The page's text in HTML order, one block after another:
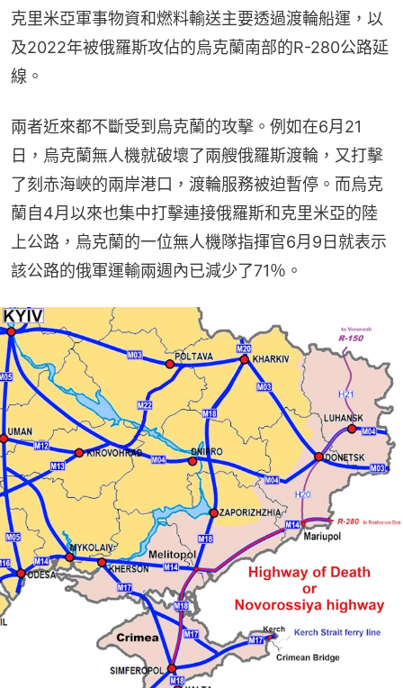
克里米亞軍事物資和燃料輸送主要透過渡輪船運，以
及2022年被俄羅斯攻佔的烏克蘭南部的R-280公路延
線。
兩者近來都不斷受到烏克蘭的攻擊。例如在6月21
日，烏克蘭無人機就破壞了兩艘俄羅斯渡輪，又打擊
了刻赤海峽的兩岸港口，渡輪服務被迫暫停。而烏克
蘭自4月以來也集中打擊連接俄羅斯和克里米亞的陸
上公路，烏克蘭的一位無人機隊指揮官6月9日就表示
該公路的俄軍運輸兩週內已減少了71％。